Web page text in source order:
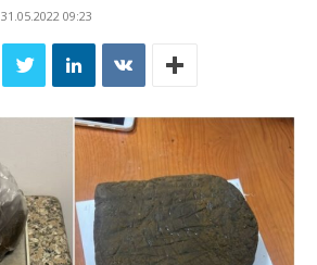
31.05.2022 09:23